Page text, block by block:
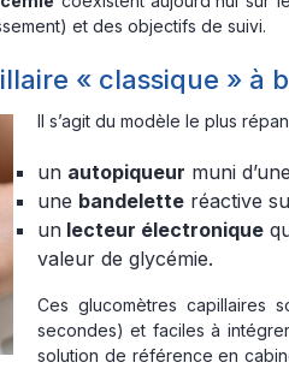
et des objectifs de suivi.
« classique » à
Il s’agit du modèle le plus
un autopiqueur muni
une bandelette réactive
un lecteur électronique
valeur de glycémie.
Ces glucomètres capillaires
secondes) et faciles à
solution de référence en